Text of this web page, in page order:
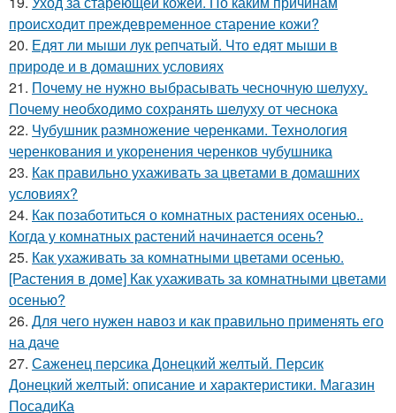
происходит преждевременное старение кожи?
20. Едят ли мыши лук репчатый. Что едят мыши в
природе и в домашних условиях
21. Почему не нужно выбрасывать чесночную шелуху.
Почему необходимо сохранять шелуху от чеснока
22. Чубушник размножение черенками. Технология
черенкования и укоренения черенков чубушника
23. Как правильно ухаживать за цветами в домашних
условиях?
24. Как позаботиться о комнатных растениях осенью..
Когда у комнатных растений начинается осень?
25. Как ухаживать за комнатными цветами осенью.
[Растения в доме] Как ухаживать за комнатными цветами
осенью?
26. Для чего нужен навоз и как правильно применять его
на даче
27. Саженец персика Донецкий желтый. Персик
Донецкий желтый: описание и характеристики. Магазин
ПосадиКа